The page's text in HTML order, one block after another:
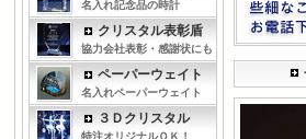
名入れ記念品の時計
クリスタル表彰盾
協力会社表彰・感謝状にも
ペーパーウェイト
名入れペーパーウェイト
３Ｄクリスタル
特注オリジナルＯＫ！